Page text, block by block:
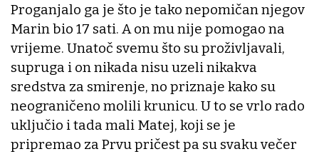
Proganjalo ga je što je tako nepomičan njegov
Marin bio 17 sati. A on mu nije pomogao na
vrijeme. Unatoč svemu što su proživljavali,
supruga i on nikada nisu uzeli nikakva
sredstva za smirenje, no priznaje kako su
neograničeno molili krunicu. U to se vrlo rado
uključio i tada mali Matej, koji se je
pripremao za Prvu pričest pa su svaku večer